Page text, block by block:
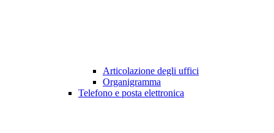
Articolazione degli uffici
Organigramma
Telefono e posta elettronica